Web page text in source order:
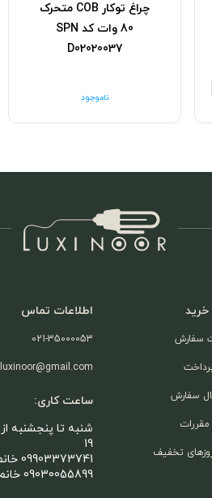
چراغ توکار COB متحرک
80 وات کد SPN
D02020037
ناموجود
خرید
سفارش
سفارش
تخفیف
اطلاعات تماس
021-35000053
luxinoor@gmail.com
ساعت کاری:
19
09903373741 خانم قجاوند
09030055899 خانم صالحیان